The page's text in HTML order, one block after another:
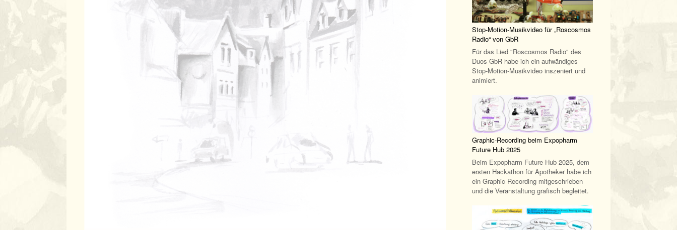
Stop-Motion-Musikvideo für „Roscosmos
Radio“ von GbR
Für das Lied "Roscosmos Radio" des
Duos GbR habe ich ein aufwändiges
Stop-Motion-Musikvideo inszeniert und
animiert.
Graphic-Recording beim Expopharm
Future Hub 2025
Beim Expopharm Future Hub 2025, dem
ersten Hackathon für Apotheker habe ich
ein Graphic Recording mitgeschrieben
und die Veranstaltung grafisch begleitet.